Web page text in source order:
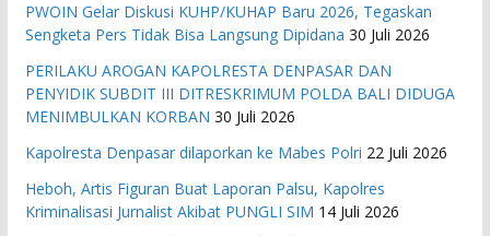
PWOIN Gelar Diskusi KUHP/KUHAP Baru 2026, Tegaskan
Sengketa Pers Tidak Bisa Langsung Dipidana 30 Juli 2026
PERILAKU AROGAN KAPOLRESTA DENPASAR DAN
PENYIDIK SUBDIT III DITRESKRIMUM POLDA BALI DIDUGA
MENIMBULKAN KORBAN 30 Juli 2026
Kapolresta Denpasar dilaporkan ke Mabes Polri 22 Juli 2026
Heboh, Artis Figuran Buat Laporan Palsu, Kapolres
Kriminalisasi Jurnalist Akibat PUNGLI SIM 14 Juli 2026